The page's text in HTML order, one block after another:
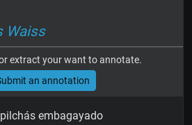
Waiss
extract your want to annotate.
an annotation
embagayado